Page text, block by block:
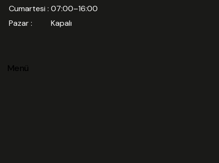
Cumartesi : 07:00–16:00
Pazar :
Kapalı
Menü